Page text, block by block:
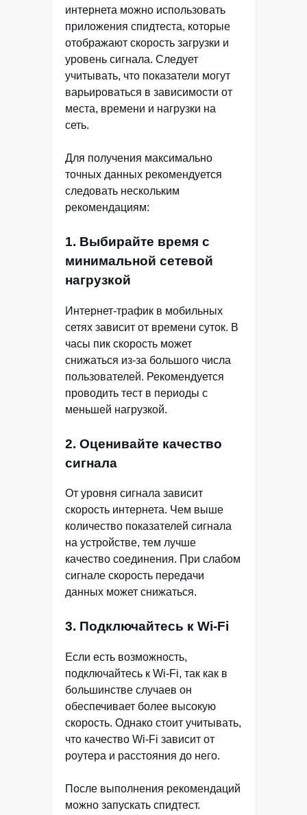
интернета можно использовать
приложения спидтеста, которые
отображают скорость загрузки и
уровень сигнала. Следует
учитывать, что показатели могут
варьироваться в зависимости от
места, времени и нагрузки на
сеть.
Для получения максимально
точных данных рекомендуется
следовать нескольким
рекомендациям:
1. Выбирайте время с
минимальной сетевой
нагрузкой
Интернет-трафик в мобильных
сетях зависит от времени суток. В
часы пик скорость может
снижаться из-за большого числа
пользователей. Рекомендуется
проводить тест в периоды с
меньшей нагрузкой.
2. Оценивайте качество
сигнала
От уровня сигнала зависит
скорость интернета. Чем выше
количество показателей сигнала
на устройстве, тем лучше
качество соединения. При слабом
сигнале скорость передачи
данных может снижаться.
3. Подключайтесь к Wi-Fi
Если есть возможность,
подключайтесь к Wi-Fi, так как в
большинстве случаев он
обеспечивает более высокую
скорость. Однако стоит учитывать,
что качество Wi-Fi зависит от
роутера и расстояния до него.
После выполнения рекомендаций
можно запускать спидтест.